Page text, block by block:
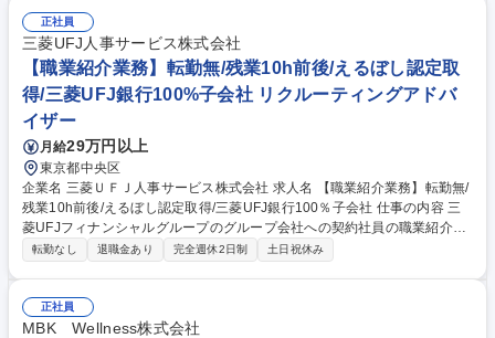
正社員
三菱UFJ人事サービス株式会社
【職業紹介業務】転勤無/残業10h前後/えるぼし認定取
得/三菱UFJ銀行100%子会社 リクルーティングアドバ
イザー
月給29万円以上
東京都中央区
企業名 三菱ＵＦＪ人事サービス株式会社 求人名 【職業紹介業務】転勤無/
残業10h前後/えるぼし認定取得/三菱UFJ銀行100％子会社 仕事の内容 三
菱UFJフィナンシャルグループのグループ会社への契約社員の職業紹介
と、人事事務及び福利厚生の受託業務を行っている当社で,職業紹介業務を
援を行っていただきます。 ■求人サイトの運営・管理 ■履歴書確認・応募
者対応 ■面接・説明会準備/求人企業とのコンタクト ■電話対応/各種資料作
転勤なし 退職金あり 完全週休2日制 土日祝休み
正社員
MBK Wellness株式会社